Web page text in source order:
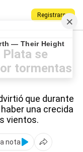
Registrarse
Plata se
tormentas
que durante
una crecida
vientos.
nota